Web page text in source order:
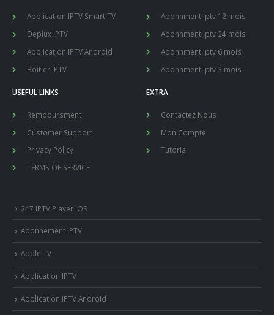
Application IPTV Smart TV
Deplux IPTV
Application IPTV Android
Boitier IPTV
Abonnment iptv 12 mois
Abonnment iptv 24 mois
Abonnment iptv 6 mois
Abonnment iptv 3 mois
USEFUL LINKS
Remboursment
Customer Support
Privacy Policy
TERMS OF SERVICE
EXTRA
Contactez Nous
Mon Compte
Tutorial
247 IPTV Player iOS
Abonnement IPTV
Apple TV
Application IPTV
Application IPTV Android